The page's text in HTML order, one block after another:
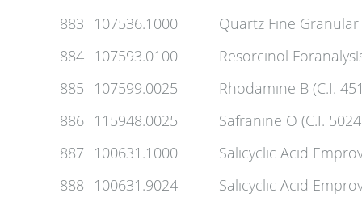
883
107536.1000
Quartz Fıne
884 107593.0100
Resorcınol
885
107599.0025
Rhodamıne B (C.I.
886 115948.0025
Safranıne O (C.I.
887 100631.1000
Salıcyclıc Acıd
888
100631.9024
Salıcyclıc Acıd